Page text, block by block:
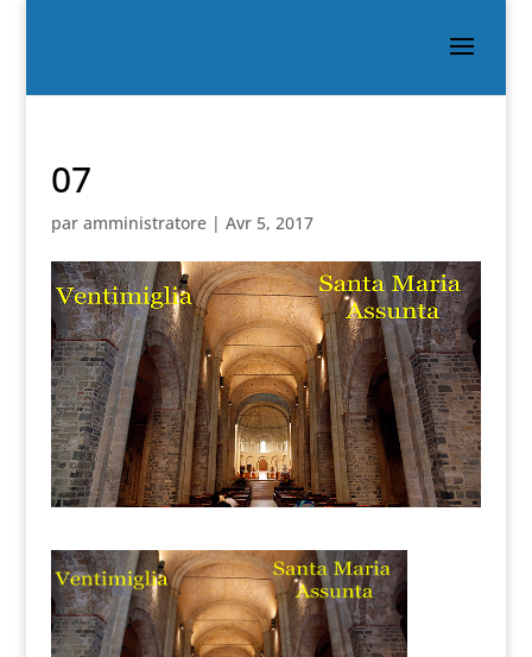
07
par amministratore| Avr 5, 2017